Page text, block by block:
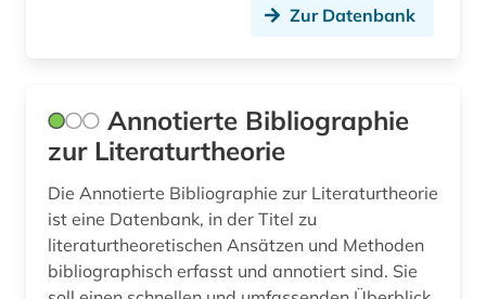
fritzner, johan | priester; lexikograf (1)
frühmittelniederländisch (2)
frühneuhochdeutsch (2)
färöisch (4)
führer (2)
Zur Datenbank
Annotierte Bibliographie
zur Literaturtheorie
Die Annotierte Bibliographie zur Literaturtheorie
ist eine Datenbank, in der Titel zu
literaturtheoretischen Ansätzen und Methoden
bibliographisch erfasst und annotiert sind. Sie